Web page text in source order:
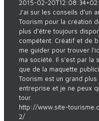
2015-02-
J'ai sur les conseils d'un
Toorism pour la création
plus d’être toujours
compétent. Créatif et de
me guider pour trouver
ma société. Il s'est par la
que de la maquette
Toorism est un grand
entreprise et je ne peux
tour.
http://www.site-
2/